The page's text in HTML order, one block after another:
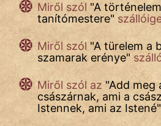
mikkamakka
vörös ördög
nagyöreg
NapHold
Név nélkül
Miről szól "A
tanítómestere"
Miről szól "A türelem a
szamarak erénye"
Miről szól az "Add meg
császárnak, ami a
Istennek, ami az Istené"